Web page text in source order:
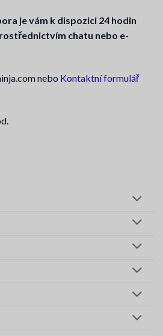
je vám k dispozici 24 hodin
chatu nebo e-
nebo Kontaktní formulář